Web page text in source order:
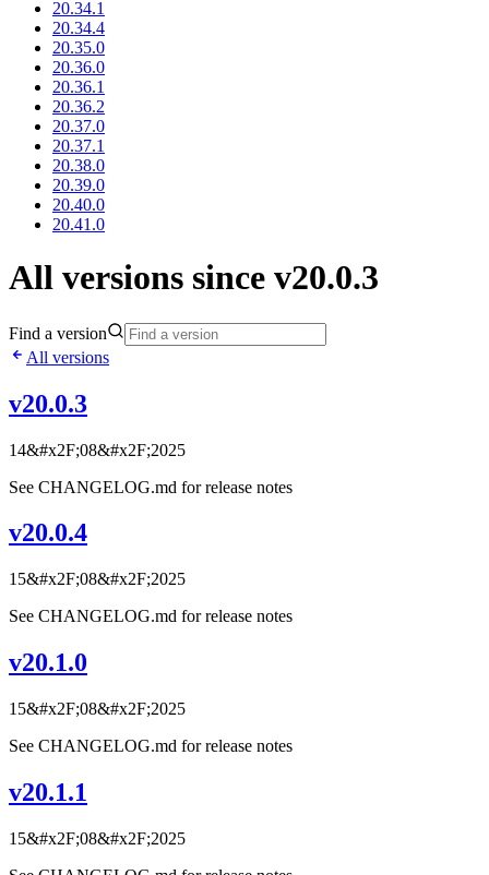
20.34.1
20.34.4
20.35.0
20.36.0
20.36.1
20.36.2
20.37.0
20.37.1
20.38.0
20.39.0
20.40.0
20.41.0
All versions since v20.0.3
Find a version
All versions
v20.0.3
14&#x2F;08&#x2F;2025
See CHANGELOG.md for release notes
v20.0.4
15&#x2F;08&#x2F;2025
See CHANGELOG.md for release notes
v20.1.0
15&#x2F;08&#x2F;2025
See CHANGELOG.md for release notes
v20.1.1
15&#x2F;08&#x2F;2025